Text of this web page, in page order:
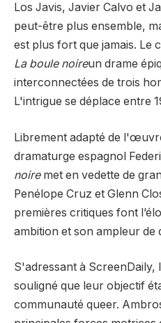
Los Javis, Javier Calvo et
peut-être plus ensemble,
est plus fort que jamais. Le
La boule noireun drame
interconnectées de trois
L'intrigue se déplace entre
Librement adapté de
dramaturge espagnol
noire met en vedette de
Penélope Cruz et Glenn
premières critiques font
ambition et son ampleur de
S'adressant à ScreenDaily,
souligné que leur objectif
communauté queer.